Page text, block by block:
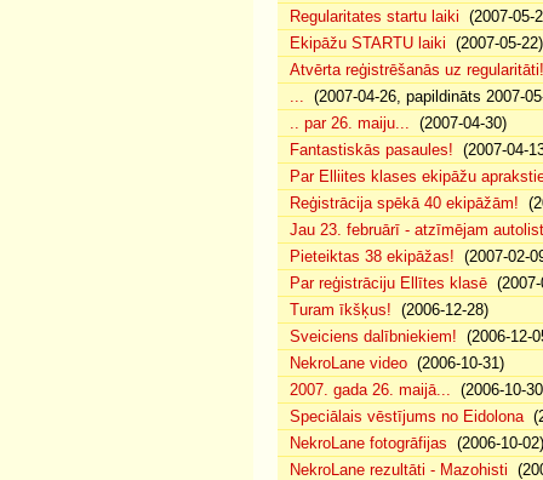
Regularitates startu laiki (2007-05-
Ekipāžu STARTU laiki (2007-05-22)
Atvērta reģistrēšanās uz regularitāti!
... (2007-04-26, papildināts 2007-
.. par 26. maiju... (2007-04-30)
Fantastiskās pasaules! (2007-04-
Par Elliites klases ekipāžu
Reģistrācija spēkā 40 ekipāžām!
Jau 23. februārī - atzīmējam
Pieteiktas 38 ekipāžas! (2007-02-
Par reģistrāciju Ellītes klasē(2007-
Turam īkšķus! (2006-12-28)
Sveiciens dalībniekiem! (2006-12-
NekroLane video(2006-10-31)
2007. gada 26. maijā... (2006-10-
Speciālais vēstījums no Eidolona
NekroLane fotogrāfijas (2006-10-02)
NekroLane rezultāti - Mazohisti